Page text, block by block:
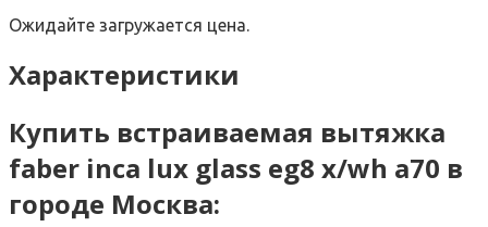
Ожидайте загружается цена.
Характеристики
Купить встраиваемая вытяжка
faber inca lux glass eg8 x/wh a70 в
городе Москва: